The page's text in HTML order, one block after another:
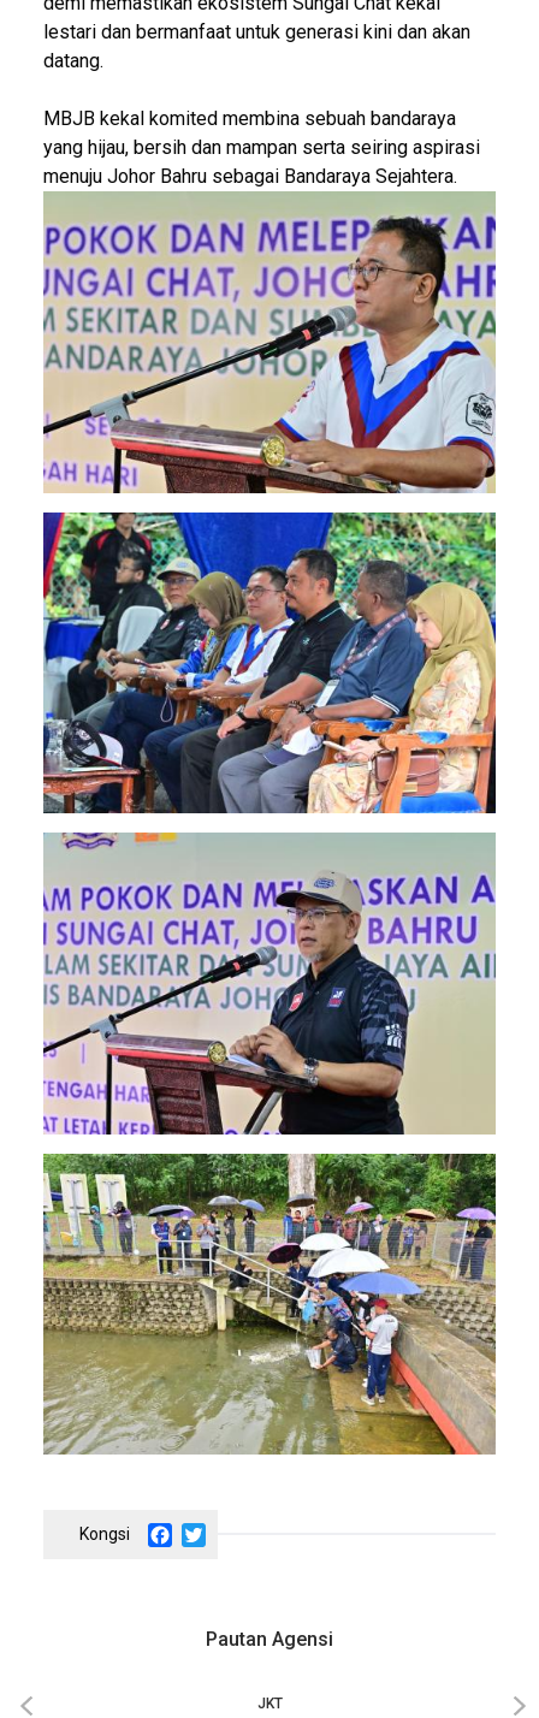
lestari dan bermanfaat untuk generasi kini dan akan
datang.
MBJB kekal komited membina sebuah bandaraya
yang hijau, bersih dan mampan serta seiring aspirasi
menuju Johor Bahru sebagai Bandaraya Sejahtera.
Image
Image
Image
Facebook
Pautan Agensi
‹ ›